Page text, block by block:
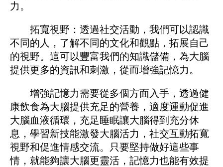
力。
拓寬視野：透過社交活動，我們可以認識
不同的人，了解不同的文化和觀點，拓展自己
的視野。這可以豐富我們的知識儲備，為大腦
提供更多的資訊和刺激，從而增強記憶力。
增強記憶力需要從多個方面入手，透過健
康飲食為大腦提供充足的營養，適度運動促進
大腦血液循環，充足睡眠讓大腦得到充分休
息，學習新技能激發大腦活力，社交互動拓寬
視野和促進情感交流。只要堅持做好這些事
情，就能夠讓大腦更靈活，記憶力也能有效提